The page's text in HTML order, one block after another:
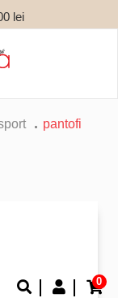
lei
0
pantofi